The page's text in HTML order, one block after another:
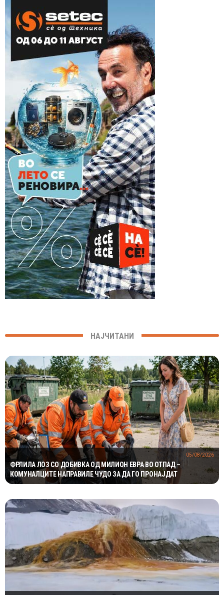
НАЈЧИТАНИ
ФРЛИЛА ЛОЗ СО ДОБИВКА ОД МИЛИОН ЕВРА ВО ОТПАД –
КОМУНАЛЦИТЕ НАПРАВИЛЕ ЧУДО ЗА ДА ГО ПРОНАЈДАТ
05/08/2026